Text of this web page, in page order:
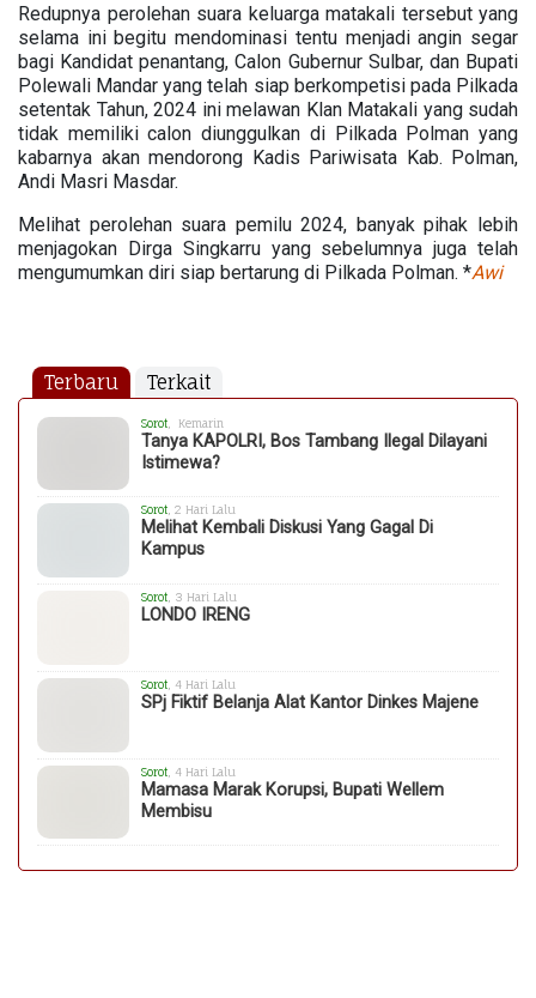
Redupnya perolehan suara keluarga matakali tersebut yang
selama ini begitu mendominasi tentu menjadi angin segar
bagi Kandidat penantang, Calon Gubernur Sulbar, dan Bupati
Polewali Mandar yang telah siap berkompetisi pada Pilkada
setentak Tahun, 2024 ini melawan Klan Matakali yang sudah
tidak memiliki calon diunggulkan di Pilkada Polman yang
kabarnya akan mendorong Kadis Pariwisata Kab. Polman,
Andi Masri Masdar.
Melihat perolehan suara pemilu 2024, banyak pihak lebih
menjagokan Dirga Singkarru yang sebelumnya juga telah
mengumumkan diri siap bertarung di Pilkada Polman. *Awi
Terbaru Terkait
Sorot , Kemarin
Tanya KAPOLRI, Bos Tambang Ilegal Dilayani
Istimewa?
Sorot, 2 Hari Lalu
Melihat Kembali Diskusi Yang Gagal Di
Kampus
Sorot, 3 Hari Lalu
LONDO IRENG
Sorot , 4 Hari Lalu
SPj Fiktif Belanja Alat Kantor Dinkes Majene
Sorot , 4 Hari Lalu
Mamasa Marak Korupsi, Bupati Wellem
Membisu